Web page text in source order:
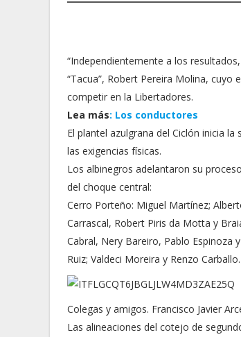
“Independientemente a los
“Tacua”, Robert Pereira Molina, cuyo
competir en la Libertadores.
Lea más: Los conductores
El plantel azulgrana del Ciclón inicia
las exigencias físicas.
Los albinegros adelantaron su
del choque central:
Cerro Porteño: Miguel Martínez;
Carrascal, Robert Piris da Motta y
Cabral, Nery Bareiro, Pablo Espinoza
Ruiz; Valdeci Moreira y Renzo
Colegas y amigos. Francisco Javier
Las alineaciones del cotejo de